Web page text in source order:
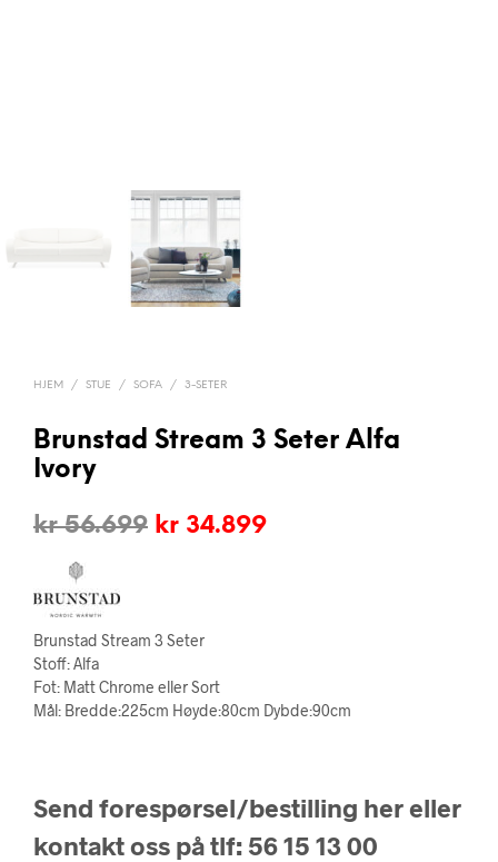
HJEM / STUE / SOFA / 3-SETER
Brunstad Stream 3 Seter Alfa
Ivory
kr56.699 Opprinnelig
kr 56.699.
kr 34.899Nåværende
Brunstad Stream 3 Seter
Stoff: Alfa
Fot: Matt Chrome eller Sort
Mål: Bredde:225cm Høyde:80cm Dybde:90cm
Send forespørsel/bestilling her eller
kontakt oss på tlf: 56 15 13 00